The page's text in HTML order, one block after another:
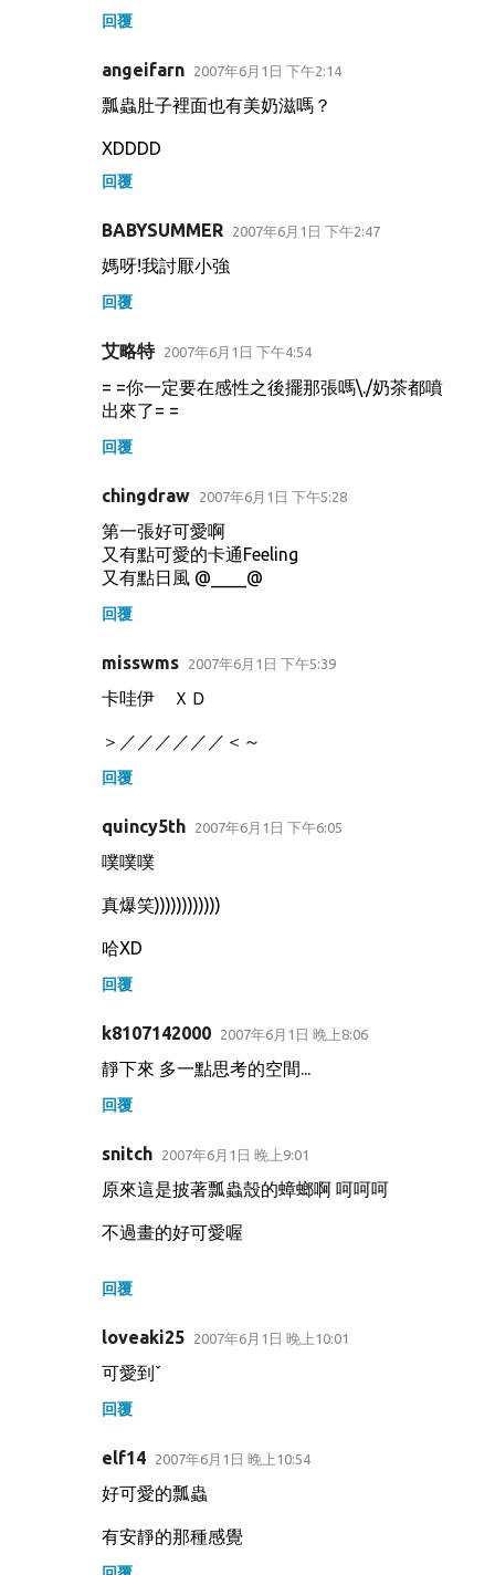
回覆
angeifarn 2007年6月1日 下午2:14
瓢蟲肚子裡面也有美奶滋嗎？
XDDDD
回覆
BABYSUMMER 2007年6月1日 下午2:47
媽呀!我討厭小強
回覆
艾略特 2007年6月1日 下午4:54
= =你一定要在感性之後擺那張嗎\./奶茶都噴
出來了= =
回覆
chingdraw 2007年6月1日 下午5:28
第一張好可愛啊
又有點可愛的卡通Feeling
又有點日風 @____@
回覆
misswms 2007年6月1日 下午5:39
卡哇伊 ＸＤ
＞／／／／／／＜～
回覆
quincy5th 2007年6月1日 下午6:05
噗噗噗
真爆笑))))))))))))
哈XD
回覆
k8107142000 2007年6月1日 晚上8:06
靜下來 多一點思考的空間...
回覆
snitch 2007年6月1日 晚上9:01
原來這是披著瓢蟲殼的蟑螂啊 呵呵呵
不過畫的好可愛喔
回覆
loveaki25 2007年6月1日 晚上10:01
可愛到ˇ
回覆
elf14 2007年6月1日 晚上10:54
好可愛的瓢蟲
有安靜的那種感覺